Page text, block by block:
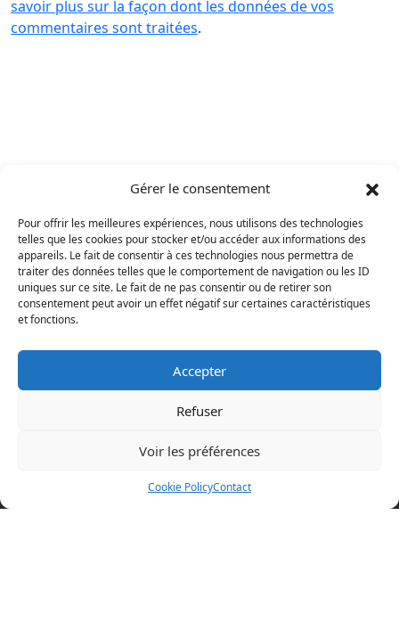
Gérer le consentement
Pour offrir les meilleures expériences, nous utilisons des technologies
telles que les cookies pour stocker et/ou accéder aux informations des
appareils. Le fait de consentir à ces technologies nous permettra de
traiter des données telles que le comportement de navigation ou les ID
uniques sur ce site. Le fait de ne pas consentir ou de retirer son
consentement peut avoir un effet négatif sur certaines caractéristiques
et fonctions.
Accepter
Refuser
Voir les préférences
Cookie PolicyContact
savoir plus sur la façon dont les données de vos
commentaires sont traitées.
Politique en matière de cookies